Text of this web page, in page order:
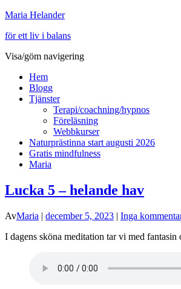
Maria Helander
för ett liv i balans
Visa/göm navigering
Hem
Blogg
Tjänster
Terapi/coachning/hypnos
Föreläsning
Webbkurser
Naturprästinna start augusti 2026
Gratis mindfulness
Maria
Lucka 5 – helande hav
AvMaria | december 5, 2023 | Inga
I dagens sköna meditation tar vi med